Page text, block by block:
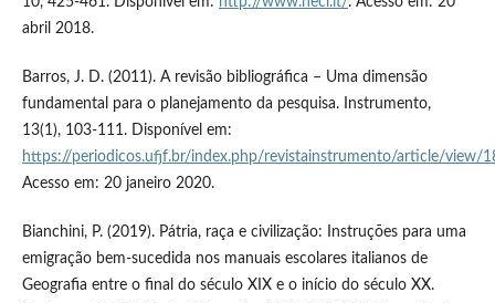
abril 2018.
Barros, J. D. (2011). A revisão bibliográfica – Uma dimensão
fundamental para o planejamento da pesquisa. Instrumento,
13(1), 103-111. Disponível em:
https://periodicos.ufjf.br/index.php/revistainstrumento/article/view/
Acesso em: 20 janeiro 2020.
Bianchini, P. (2019). Pátria, raça e civilização: Instruções para uma
emigração bem-sucedida nos manuais escolares italianos de
Geografia entre o final do século XIX e o início do século XX.